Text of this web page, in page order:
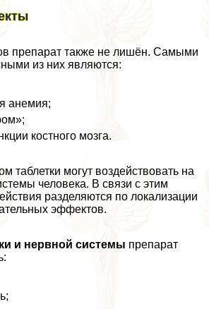
препарат также не лишён. Самыми
из них являются:
анемия;
костного мозга.
таблетки могут воздействовать на
человека. В связи с этим
разделяются по локализации
эффектов.
и нервной системы препарат